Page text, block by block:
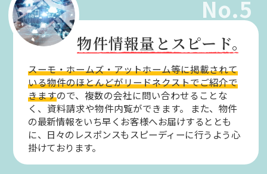
No.5
物件情報量とスピード。
スーモ・ホームズ・アットホーム等に掲載されて
いる物件のほとんどがリードネクストでご紹介で
きますので、複数の会社に問い合わせることな
く、資料請求や物件内覧ができます。
また、物件
の最新情報をいち早くお客様へお届けするととも
に、日々のレスポンスもスピーディーに行うよう心
掛けております。